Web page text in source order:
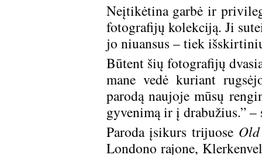
Neįtikėtina garbė ir
fotografijų kolekciją. Ji
jo niuansus – tiek
Būtent šių fotografijų
mane vedė kuriant
parodą naujoje mūsų
gyvenimą ir į drabužius.” –
Paroda įsikurs trijuose
Londono rajone,